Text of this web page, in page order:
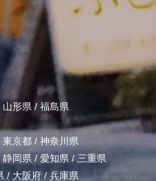
山形県/ 福島県
東京都 / 神奈川県
静岡県 / 愛知県 / 三重県
/ 大阪府 /兵庫県